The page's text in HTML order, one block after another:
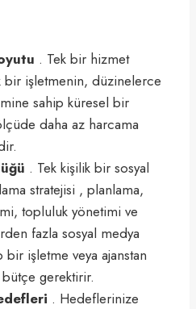
. Tek bir hizmet
bir işletmenin, düzinelerce
sahip küresel bir
daha az harcama
. Tek kişilik bir sosyal
stratejisi , planlama,
topluluk yönetimi ve
fazla sosyal medya
bir işletme veya ajanstan
gerektirir.
. Hedeflerinize